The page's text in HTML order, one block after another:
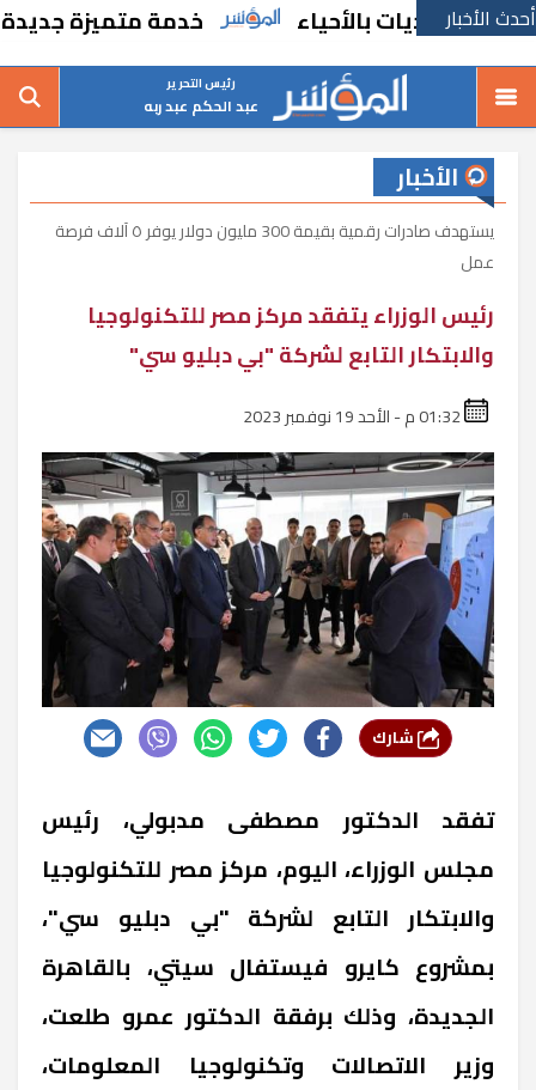
أحدث الأخباربالأحياء خدمة متميزة جديدة من
رئيس التحرير
عبد الحكم عبد ربه
الأخبار
يستهدف صادرات رقمية بقيمة 300 مليون دولار يوفر ٥ آلاف فرصة
عمل
رئيس الوزراء يتفقد مركز مصر للتكنولوجيا
والابتكار التابع لشركة "بي دبليو سي"
تفقد الدكتور مصطفى مدبولي، رئيس
مجلس الوزراء، اليوم، مركز مصر للتكنولوجيا
والابتكار التابع لشركة "بي دبليو سي"،
بمشروع كايرو فيستفال سيتي، بالقاهرة
الجديدة، وذلك برفقة الدكتور عمرو طلعت،
وزير الاتصالات وتكنولوجيا المعلومات،